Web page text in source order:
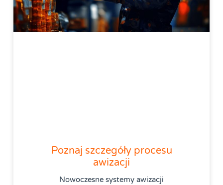
Poznaj szczegóły procesu
awizacji
Nowoczesne systemy awizacji